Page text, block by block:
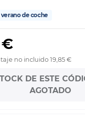
de coche
€
no incluido 19,85 €
DE ESTE
AGOTADO